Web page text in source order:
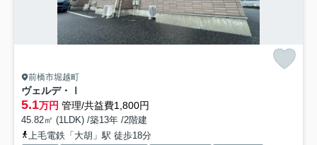
前橋市堀越町
ヴェルデ・Ⅰ
5.1万円 管理/共益費1,800円
45.82㎡ (1LDK) /築13年 /2階建
上毛電鉄「大胡」駅 徒歩18分